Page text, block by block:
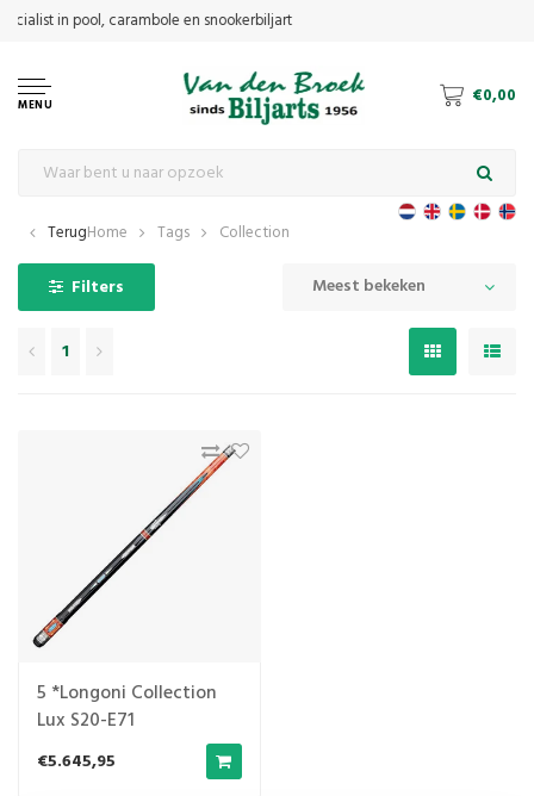
MENU €0,00
TerugHome Tags Collection
Filters Meest bekeken
1
5 *Longoni Collection
Lux S20-E71
€5.645,95